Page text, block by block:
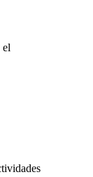
el